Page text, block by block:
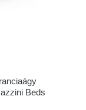
Beds